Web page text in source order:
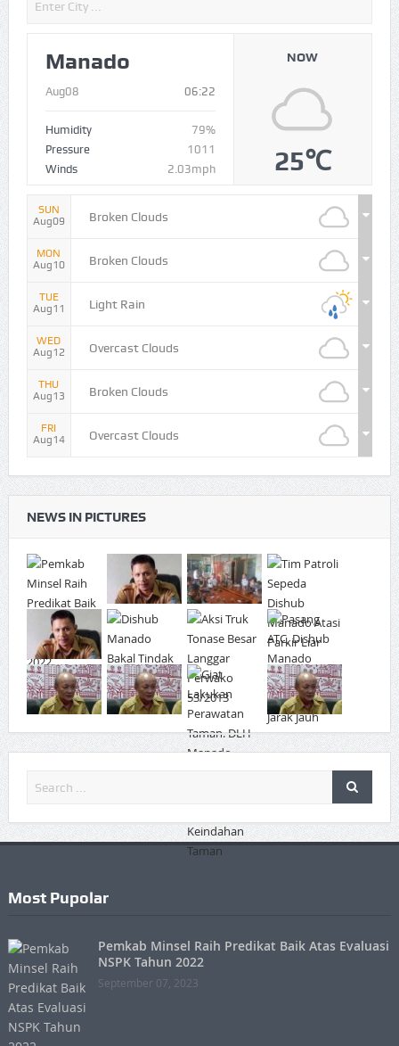
Manado
Aug08 06:22
Humidity
79%
Pressure
1011
Winds
2.03mph
NOW
25℃
SUN
Aug09
Broken Clouds
MON
Aug10
Broken Clouds
TUE
Aug11
Light Rain
WED
Aug12
Overcast Clouds
THU
Aug13
Broken Clouds
FRI
Aug14
Overcast Clouds
NEWS IN PICTURES
Most Pupolar
Pemkab Minsel Raih Predikat Baik Atas Evaluasi
NSPK Tahun 2022
September 07, 2023